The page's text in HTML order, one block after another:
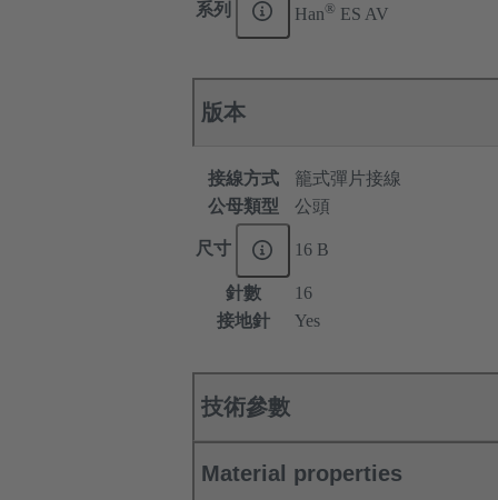
系列 Han® ES AV
版本
接線方式
籠式彈片接線
公母類型
公頭
尺寸 16 B
針數
16
接地針
Yes
技術參數
Material properties